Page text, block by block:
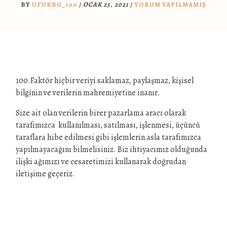
BY UFUKBG_100 / OCAK 25, 2021 / YORUM YAPILMAMIŞ
100.Faktör hiçbir veriyi saklamaz, paylaşmaz, kişisel
bilginin ve verilerin mahremiyetine inanır.
Size ait olan verilerin birer pazarlama aracı olarak
tarafımızca kullanılması, satılması, işlenmesi, üçüncü
taraflara hibe edilmesi gibi işlemlerin asla tarafımızca
yapılmayacağını bilmelisiniz. Biz ihtiyacımız olduğunda
ilişki ağımızı ve cesaretimizi kullanarak doğrudan
iletişime geçeriz.